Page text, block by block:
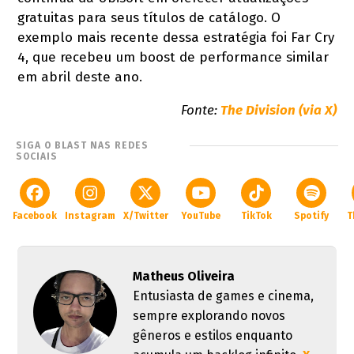
gratuitas para seus títulos de catálogo. O
exemplo mais recente dessa estratégia foi Far Cry
4, que recebeu um boost de performance similar
em abril deste ano.
Fonte: The Division (via X)
SIGA O BLAST NAS REDES
SOCIAIS
Facebook Instagram X/Twitter YouTube TikTok Spotify
Matheus Oliveira
Entusiasta de games e cinema,
sempre explorando novos
gêneros e estilos enquanto